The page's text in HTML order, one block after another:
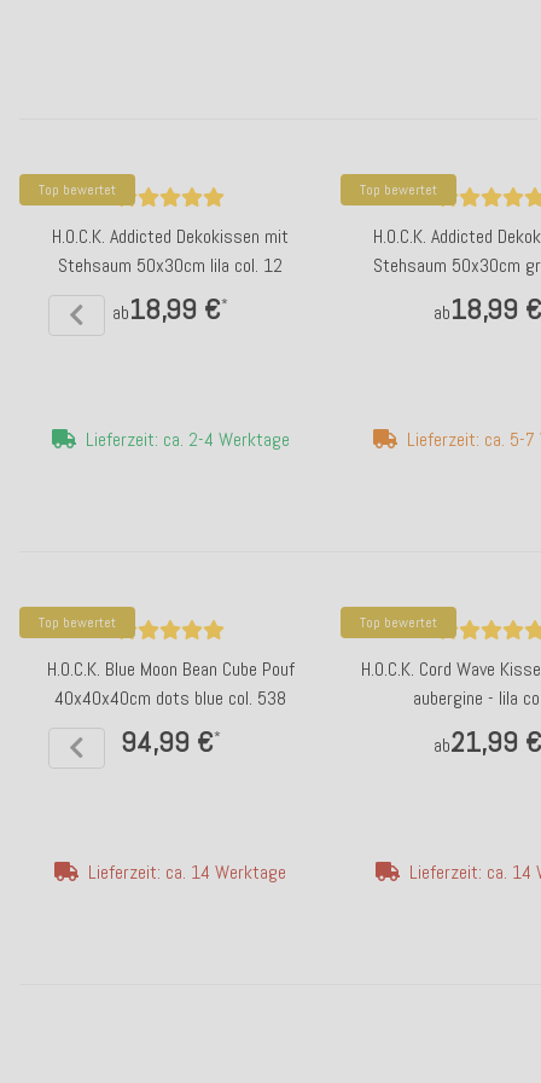
Top bewertet
H.O.C.K. Addicted Dekokissen mit
Stehsaum 50x30cm lila col. 12
ab18,99 €*
Lieferzeit: ca. 2-4 Werktage
Top bewertet
H.O.C.K. Addicted
Stehsaum 50x30cm
ab18,99 €
Lieferzeit: ca. 5-7
Top bewertet
H.O.C.K. Blue Moon Bean Cube Pouf
40x40x40cm dots blue col. 538
94,99 €*
Lieferzeit: ca. 14 Werktage
Top bewertet
H.O.C.K. Cord Wave
aubergine - lila
ab21,99 €
Lieferzeit: ca. 14